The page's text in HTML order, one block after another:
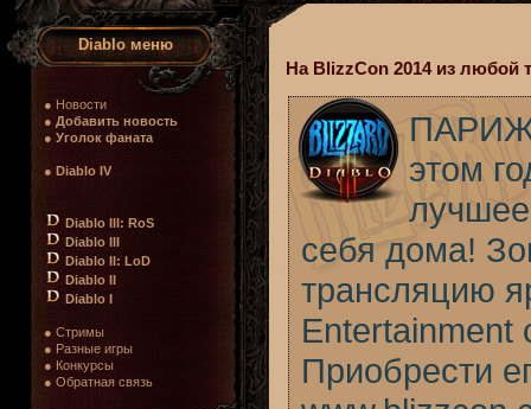
Diablo меню
● Новости
● Добавить новость
● Уголок фаната
● Diablo IV
Diablo III: RoS
Diablo III
Diablo II: LoD
Diablo II
Diablo I
● Стримы
● Разные игры
● Конкурсы
● Обратная связь
На BlizzCon 2014 из любой
этом
себя дома!
трансляцию
Приобрести